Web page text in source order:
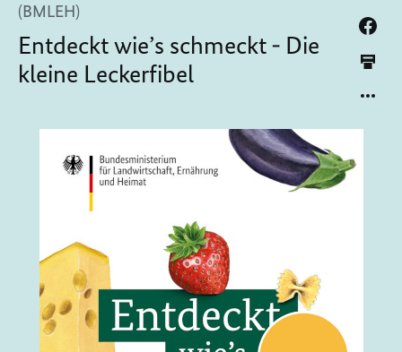
(BMLEH)
Entdeckt wie’s schmeckt - Die
kleine Leckerfibel